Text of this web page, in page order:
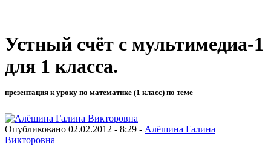
Устный счёт с мультимедиа-1
для 1 класса.
презентация к уроку по математике (1 класс) по теме
Опубликовано 02.02.2012 - 8:29 - Алёшина Галина
Викторовна